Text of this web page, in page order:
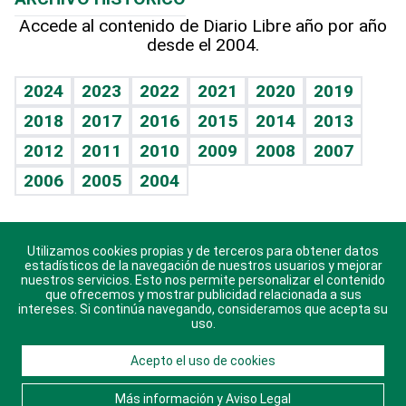
Hablando con el pediatra
Vida y familia
Eñe
Celebrando la vida
Sin complejos
En pocas palabras
Escuchando al corazón
Economía Personal
Línea de hit
TBT Deportivo
Más firmas
Hecho en casa
Guía del dinero
Cumpleaños
Horóscopos
Crucigramas
Accede al contenido de Diario Libre año por año
desde el 2004.
2024 2023 2022 2021 2020
2019
2018
2017 2016 2015 2014
2013
2012
2011 2010 2009 2008
2007
2006
2005 2004
Descarga nuestras aplicaciones para Android, iOS y
sistema Huawei.
© 2021 Diario Libre, todos los derechos reservados.
Consulta elAviso Legal. Ponte en Contacto
Utilizamos cookies propias y de terceros para obtener datos
estadísticos de la navegación de nuestros usuarios y mejorar
nuestros servicios. Esto nos permite personalizar el contenido
que ofrecemos y mostrar publicidad relacionada a sus
intereses. Si continúa navegando, consideramos que acepta su
uso.
Acepto el uso de cookies
Más información y Aviso Legal